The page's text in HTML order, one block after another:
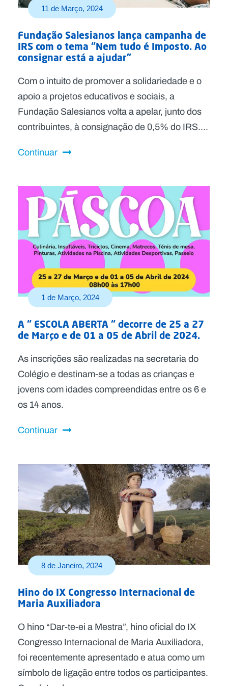
11 de Março, 2024
Fundação Salesianos lança campanha de
IRS com o tema “Nem tudo é Imposto. Ao
consignar está a ajudar”
Com o intuito de promover a solidariedade e o
apoio a projetos educativos e sociais, a
Fundação Salesianos volta a apelar, junto dos
contribuintes, à consignação de 0,5% do IRS....
Continuar
1 de Março, 2024
A “ ESCOLA ABERTA “ decorre de 25 a 27
de Março e de 01 a 05 de Abril de 2024.
As inscrições são realizadas na secretaria do
Colégio e destinam-se a todas as crianças e
jovens com idades compreendidas entre os 6 e
os 14 anos.
Continuar
8 de Janeiro, 2024
Hino do IX Congresso Internacional de
Maria Auxiliadora
O hino “Dar-te-ei a Mestra”, hino oficial do IX
Congresso Internacional de Maria Auxiliadora,
foi recentemente apresentado e atua como um
símbolo de ligação entre todos os participantes.